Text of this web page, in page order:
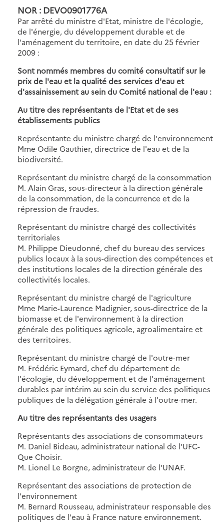
NOR : DEVO0901776A
Par arrêté du ministre d'Etat, ministre de l'écologie,
de l'énergie, du développement durable et de
l'aménagement du territoire, en date du 25 février
2009 :
Sont nommés membres du comité consultatif sur le
prix de l'eau et la qualité des services d'eau et
d'assainissement au sein du Comité national de l'eau :
Au titre des représentants de l'Etat et de ses
établissements publics
Représentante du ministre chargé de l'environnement
Mme Odile Gauthier, directrice de l'eau et de la
biodiversité.
Représentant du ministre chargé de la consommation
M. Alain Gras, sous-directeur à la direction générale
de la consommation, de la concurrence et de la
répression de fraudes.
Représentant du ministre chargé des collectivités
territoriales
M. Philippe Dieudonné, chef du bureau des services
publics locaux à la sous-direction des compétences et
des institutions locales de la direction générale des
collectivités locales.
Représentant du ministre chargé de l'agriculture
Mme Marie-Laurence Madignier, sous-directrice de la
biomasse et de l'environnement à la direction
générale des politiques agricole, agroalimentaire et
des territoires.
Représentant du ministre chargé de l'outre-mer
M. Frédéric Eymard, chef du département de
l'écologie, du développement et de l'aménagement
durables par intérim au sein du service des politiques
publiques de la délégation générale à l'outre-mer.
Au titre des représentants des usagers
Représentants des associations de consommateurs
M. Daniel Bideau, administrateur national de l'UFC-
Que Choisir.
M. Lionel Le Borgne, administrateur de l'UNAF.
Représentant des associations de protection de
l'environnement
M. Bernard Rousseau, administrateur responsable des
politiques de l'eau à France nature environnement.